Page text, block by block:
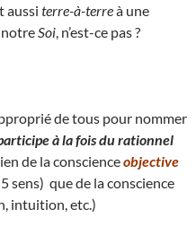
aussi terre-à-terreà une
Soi , n’est-ce pas ?
de tous pour nommer
à la fois du rationnel
de la conscienceobjective
sens) que de la conscience
intuition, etc.)